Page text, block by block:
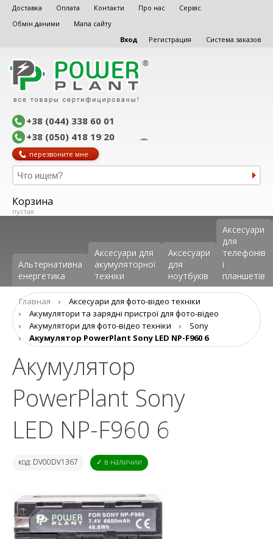
Доставка Оплата Контакти Про нас
Сервіс
Обмін даними
Мапа сайту
Вход
Регистрация Система заказов
+38 (044) 338 60 01
+38 (050) 418 19 20
перезвоните мне
Корзина
пустая
Альтернативна
енергетика
Аксесуари для
акумуляторної
техніки
Аксесуари
для
ноутбуків
Аксеcуари
для
телефонів
і
планшетів
Главная ›
Аксесуари для фото-відео техніки
›
Aкумулятори та зарядні пристрої для фото-відео
›
Акумулятори для фото-відео техніки ›
Sony
›
Акумулятор PowerPlant Sony LED NP-F960 6
Акумулятор
PowerPlant Sony
LED NP-F960 6
код: DV00DV1367 ✓ в наличии